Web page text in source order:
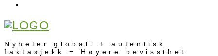
Nyheter globalt + autentisk
faktasjekk = Høyere bevissthet